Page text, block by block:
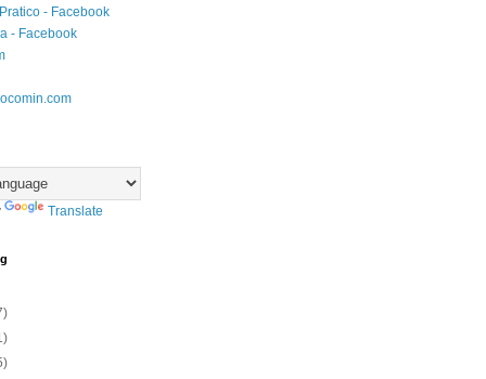
- Facebook
- Facebook
Translate